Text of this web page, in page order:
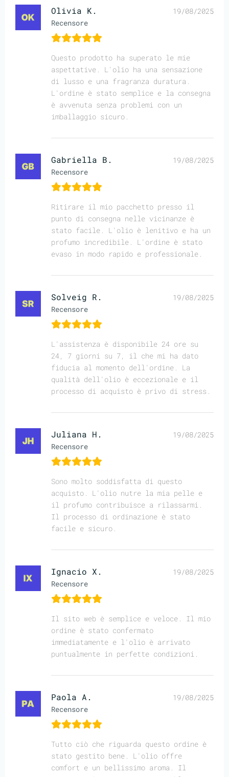
Olivia K.
Recensore
19/08/2025
Questo prodotto ha superato le mie
aspettative. L'olio ha una sensazione
di lusso e una fragranza duratura.
L'ordine è stato semplice e la consegna
è avvenuta senza problemi con un
imballaggio sicuro.
Gabriella B.
Recensore
19/08/2025
Ritirare il mio pacchetto presso il
punto di consegna nelle vicinanze è
stato facile. L'olio è lenitivo e ha un
profumo incredibile. L'ordine è stato
evaso in modo rapido e professionale.
Solveig R.
Recensore
19/08/2025
L'assistenza è disponibile 24 ore su
24, 7 giorni su 7, il che mi ha dato
fiducia al momento dell'ordine. La
qualità dell'olio è eccezionale e il
processo di acquisto è privo di stress.
Juliana H.
Recensore
19/08/2025
Sono molto soddisfatta di questo
acquisto. L'olio nutre la mia pelle e
il profumo contribuisce a rilassarmi.
Il processo di ordinazione è stato
facile e sicuro.
Ignacio X.
Recensore
19/08/2025
Il sito web è semplice e veloce. Il mio
ordine è stato confermato
immediatamente e l'olio è arrivato
puntualmente in perfette condizioni.
Paola A.
Recensore
19/08/2025
Tutto ciò che riguarda questo ordine è
stato gestito bene. L'olio offre
comfort e un bellissimo aroma. Il